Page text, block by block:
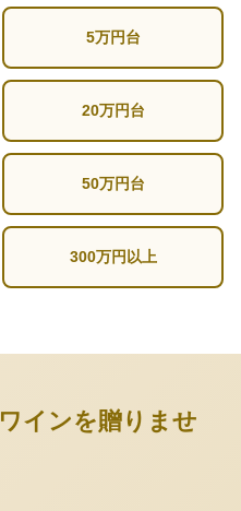
5万円台
20万円台
50万円台
300万円以上
インを贈りませ